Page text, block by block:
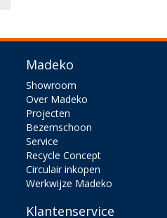
Madeko
Showroom
Over Madeko
Projecten
Bezemschoon
Service
Recycle Concept
Circulair inkopen
Werkwijze Madeko
Klantenservice